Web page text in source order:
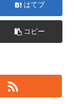
はてブ
コピー